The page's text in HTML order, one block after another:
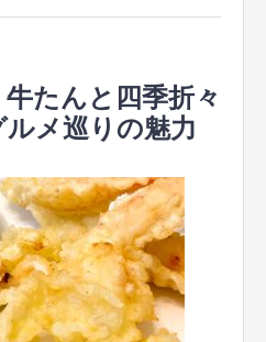
たんと四季折々
メ巡りの魅力